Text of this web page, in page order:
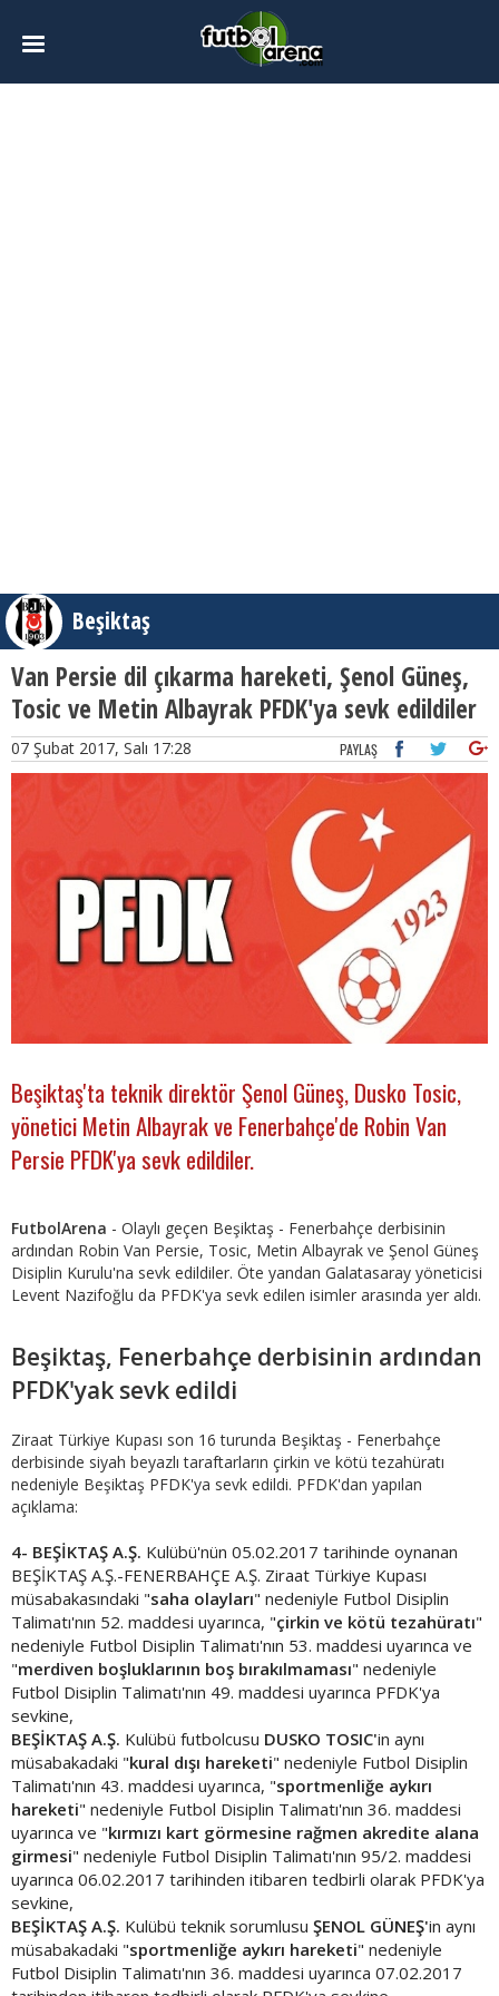
Beşiktaş
Van Persie dil çıkarma hareketi, Şenol Güneş,
Tosic ve Metin Albayrak PFDK'ya sevk edildiler
07 Şubat 2017, Salı 17:28 PAYLAŞ
Beşiktaş'ta teknik direktör Şenol Güneş, Dusko Tosic,
yönetici Metin Albayrak ve Fenerbahçe'de Robin Van
Persie PFDK'ya sevk edildiler.
FutbolArena - Olaylı geçen Beşiktaş - Fenerbahçe derbisinin
ardından Robin Van Persie, Tosic, Metin Albayrak ve Şenol Güneş
Disiplin Kurulu'na sevk edildiler. Öte yandan Galatasaray yöneticisi
Levent Nazifoğlu da PFDK'ya sevk edilen isimler arasında yer aldı.
Beşiktaş, Fenerbahçe derbisinin ardından
PFDK'yak sevk edildi
Ziraat Türkiye Kupası son 16 turunda Beşiktaş - Fenerbahçe
derbisinde siyah beyazlı taraftarların çirkin ve kötü tezahüratı
nedeniyle Beşiktaş PFDK'ya sevk edildi. PFDK'dan yapılan
açıklama:
4- BEŞİKTAŞ A.Ş. Kulübü'nün 05.02.2017 tarihinde oynanan
BEŞİKTAŞ A.Ş.-FENERBAHÇE A.Ş. Ziraat Türkiye Kupası
müsabakasındaki "saha olayları" nedeniyle Futbol Disiplin
Talimatı'nın 52. maddesi uyarınca, "çirkin ve kötü tezahüratı"
nedeniyle Futbol Disiplin Talimatı'nın 53. maddesi uyarınca ve
"merdiven boşluklarının boş bırakılmaması" nedeniyle
Futbol Disiplin Talimatı'nın 49. maddesi uyarınca PFDK'ya
sevkine,
BEŞİKTAŞ A.Ş. Kulübü futbolcusu DUSKO TOSIC'in aynı
müsabakadaki "kural dışı hareketi" nedeniyle Futbol Disiplin
Talimatı'nın 43. maddesi uyarınca, "sportmenliğe aykırı
hareketi" nedeniyle Futbol Disiplin Talimatı'nın 36. maddesi
uyarınca ve "kırmızı kart görmesine rağmen akredite alana
girmesi" nedeniyle Futbol Disiplin Talimatı'nın 95/2. maddesi
uyarınca 06.02.2017 tarihinden itibaren tedbirli olarak PFDK'ya
sevkine,
BEŞİKTAŞ A.Ş. Kulübü teknik sorumlusu ŞENOL GÜNEŞ'in aynı
müsabakadaki "sportmenliğe aykırı hareketi" nedeniyle
Futbol Disiplin Talimatı'nın 36. maddesi uyarınca 07.02.2017